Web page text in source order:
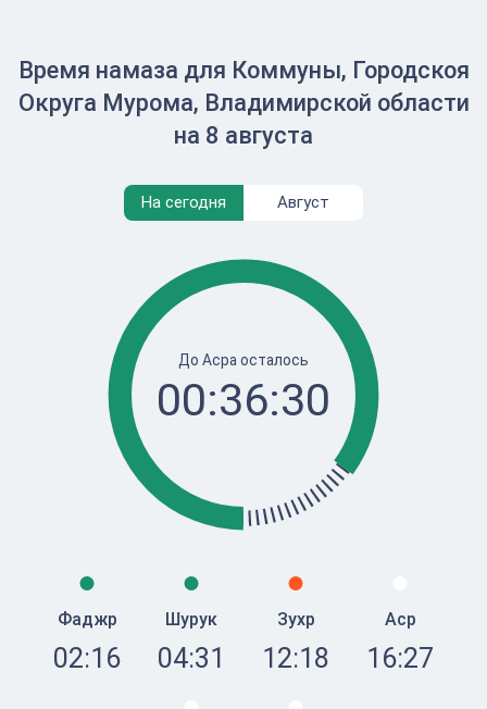
Время намаза для Коммуны, Городскоя
Округа Мурома, Владимирской области
на 8 августа
На сегодня Август
До Асра осталось
00:36:30
Фаджр
02:16
Шурук
04:31
Зухр
12:18
Аср
16:27